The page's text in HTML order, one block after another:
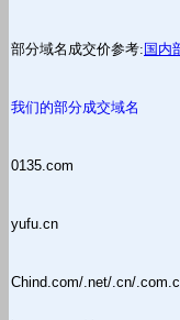
部分域名成交价参考: 国内
我们的部分成交域名
0135.com
yufu.cn
Chind.com/.net/.cn/